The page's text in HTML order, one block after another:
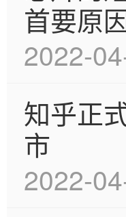
首要原
2022-
知乎正
市
2022-